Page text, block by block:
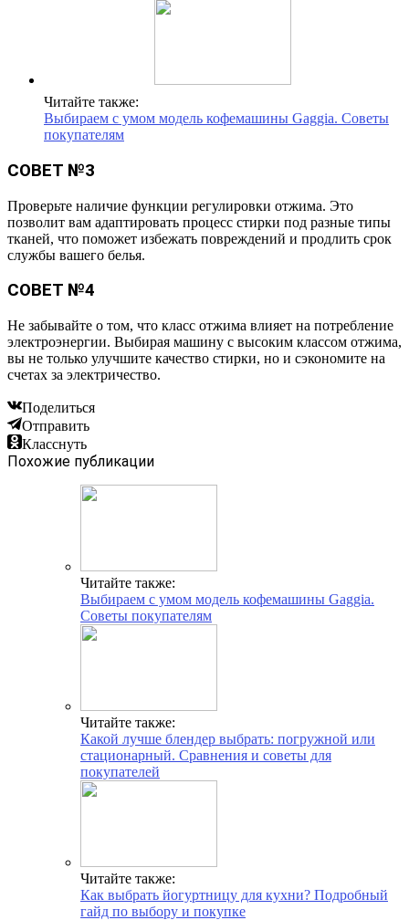
Читайте также:
Выбираем с умом модель кофемашины Gaggia. Советы
покупателям
СОВЕТ №3
Проверьте наличие функции регулировки отжима. Это
позволит вам адаптировать процесс стирки под разные типы
тканей, что поможет избежать повреждений и продлить срок
службы вашего белья.
СОВЕТ №4
Не забывайте о том, что класс отжима влияет на потребление
электроэнергии. Выбирая машину с высоким классом отжима,
вы не только улучшите качество стирки, но и сэкономите на
счетах за электричество.
Поделиться
Отправить
Класснуть
Похожие публикации
Читайте также:
Выбираем с умом модель кофемашины Gaggia.
Советы покупателям
Читайте также:
Какой лучше блендер выбрать: погружной или
стационарный. Сравнения и советы для
покупателей
Читайте также:
Как выбрать йогуртницу для кухни? Подробный
гайд по выбору и покупке